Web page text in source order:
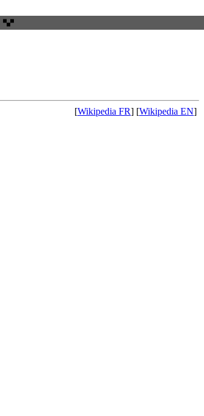
[Wikipedia FR] [Wikipedia EN]